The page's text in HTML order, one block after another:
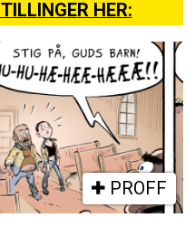
HER:
PROFF